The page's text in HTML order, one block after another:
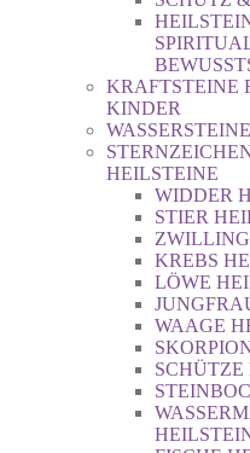
KRAFTSTEINE
KINDER
WASSERSTEINE
HEILSTEINE
WIDDER
STIER
KREBS
LÖWE
WAAGE
SCHÜTZE